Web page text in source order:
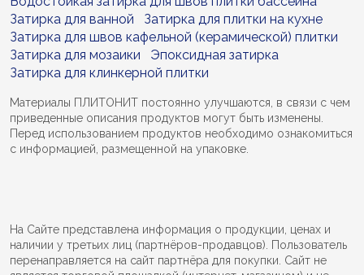
Затирка для ванной
Затирка для плитки на кухне
Затирка для швов кафельной (керамической) плитки
Затирка для мозаики
Эпоксидная затирка
Затирка для клинкерной плитки
Материалы ПЛИТОНИТ постоянно улучшаются, в связи с чем
приведенные описания продуктов могут быть изменены.
Перед использованием продуктов необходимо ознакомиться
с информацией, размещенной на упаковке.
На Сайте представлена информация о продукции, ценах и
наличии у третьих лиц (партнёров-продавцов). Пользователь
перенаправляется на сайт партнёра для покупки. Сайт не